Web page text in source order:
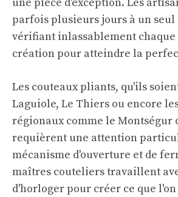
parfois plusieurs jours à un seul
vérifiant inlassablement chaque
création pour atteindre la
Les couteaux pliants, qu'ils
Laguiole, Le Thiers ou encore
régionaux comme le Montségur
requièrent une attention
mécanisme d'ouverture et de
maîtres couteliers travaillent
d'horloger pour créer ce que